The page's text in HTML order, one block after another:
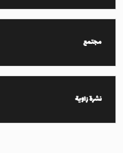
مجتمع
نشرة زاوية